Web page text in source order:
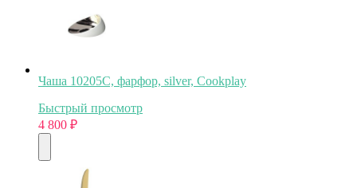
Чаша 10205C, фарфор, silver, Cookplay
Быстрый просмотр
4 800 ₽